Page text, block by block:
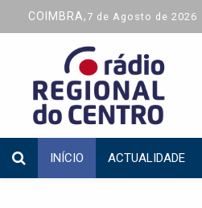
COIMBRA, 7 de Agosto de 2026
INÍCIO ACTUALIDADE